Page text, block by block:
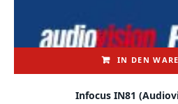
IN DEN
Infocus IN81